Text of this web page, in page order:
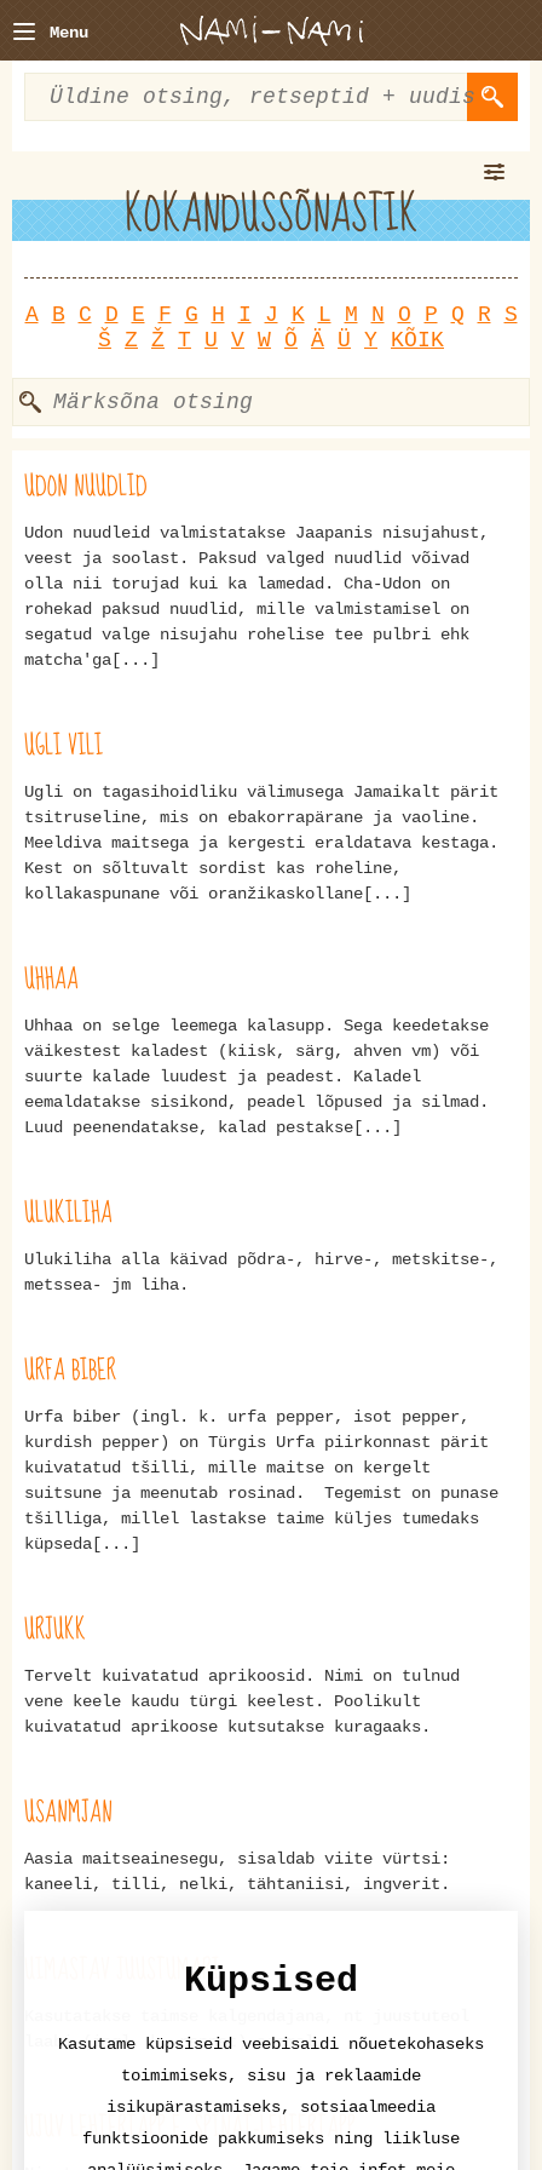
Menu
KOKANDUSSÕNASTIK
A B C D E F G H I J K L M N O P Q R S
Š Z Ž T U V W Õ Ä Ü Y KÕIK
UDON NUUDLID
Udon nuudleid valmistatakse Jaapanis nisujahust,
veest ja soolast. Paksud valged nuudlid võivad
olla nii torujad kui ka lamedad. Cha-Udon on
rohekad paksud nuudlid, mille valmistamisel on
segatud valge nisujahu rohelise tee pulbri ehk
matcha'ga[...]
UGLI VILI
Ugli on tagasihoidliku välimusega Jamaikalt pärit
tsitruseline, mis on ebakorrapärane ja vaoline.
Meeldiva maitsega ja kergesti eraldatava kestaga.
Kest on sõltuvalt sordist kas roheline,
kollakaspunane või oranžikaskollane[...]
UHHAA
Uhhaa on selge leemega kalasupp. Sega keedetakse
väikestest kaladest (kiisk, särg, ahven vm) või
suurte kalade luudest ja peadest. Kaladel
eemaldatakse sisikond, peadel lõpused ja silmad.
Luud peenendatakse, kalad pestakse[...]
ULUKILIHA
Ulukiliha alla käivad põdra-, hirve-, metskitse-,
metssea- jm liha.
URFA BIBER
Urfa biber (ingl. k. urfa pepper, isot pepper,
kurdish pepper) on Türgis Urfa piirkonnast pärit
kuivatatud tšilli, mille maitse on kergelt
suitsune ja meenutab rosinad. Tegemist on punase
tšilliga, millel lastakse taime küljes tumedaks
küpseda[...]
URJUKK
Tervelt kuivatatud aprikoosid. Nimi on tulnud
vene keele kaudu türgi keelest. Poolikult
kuivatatud aprikoose kutsutakse kuragaaks.
USANMJAN
Aasia maitseainesegu, sisaldab viite vürtsi:
kaneeli, tilli, nelki, tähtaniisi, ingverit.
UIMASTAV JUUSTUMARI
laabi (ingl. k. rennet) asemel.
UJUV LEHTERTAPP E. SPINAT-LEHTERTAPP
Küpsised
Kasutame küpsiseid veebisaidi nõuetekohaseks
toimimiseks, sisu ja reklaamide
isikupärastamiseks, sotsiaalmeedia
funktsioonide pakkumiseks ning liikluse